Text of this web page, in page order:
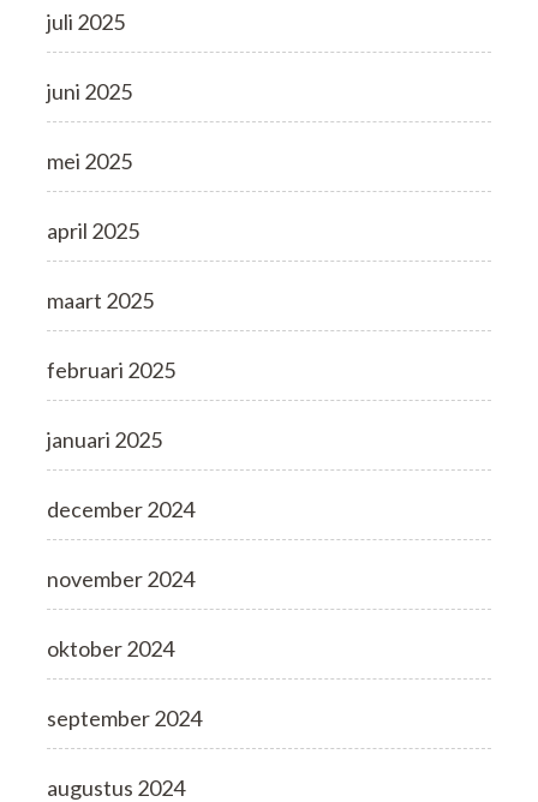
juli 2025
juni 2025
mei 2025
april 2025
maart 2025
februari 2025
januari 2025
december 2024
november 2024
oktober 2024
september 2024
augustus 2024